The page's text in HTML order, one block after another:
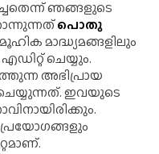
ഞങ്ങളുടെ
പൊതു
മാദ്ധ്യമങ്ങളിലും
ചെയ്യും.
അഭിപ്രായ
ഇവയുടെ